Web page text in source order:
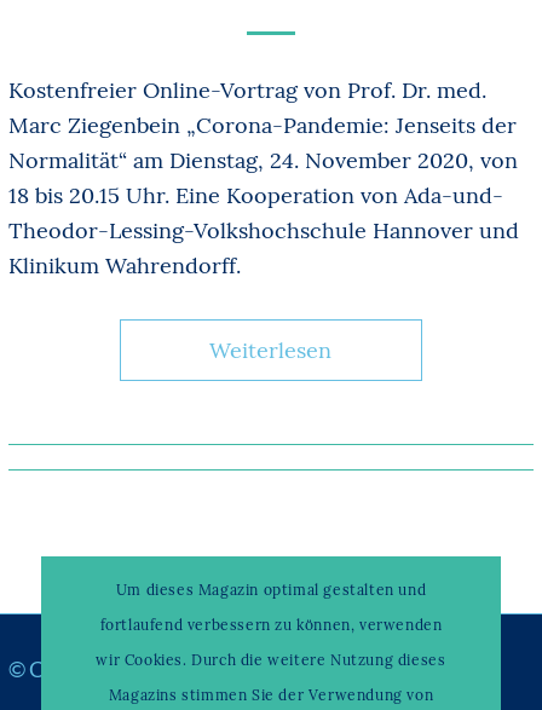
Kostenfreier Online-Vortrag von Prof. Dr. med.
Marc Ziegenbein „Corona-Pandemie: Jenseits der
Normalität“ am Dienstag, 24. November 2020, von
18 bis 20.15 Uhr. Eine Kooperation von Ada-und-
Theodor-Lessing-Volkshochschule Hannover und
Klinikum Wahrendorff.
Weiterlesen
© Copyright –WAHRENDORFF KLINIKUM
Um dieses Magazin optimal gestalten und
fortlaufend verbessern zu können, verwenden
wir Cookies. Durch die weitere Nutzung dieses
Magazins stimmen Sie der Verwendung von